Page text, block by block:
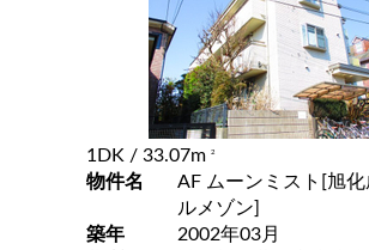
1DK / 33.07m 2
物件名
AF ムーンミスト[旭
ルメゾン]
築年
2002年03月